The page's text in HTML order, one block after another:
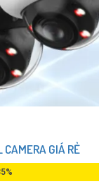
GIÁ RẺ